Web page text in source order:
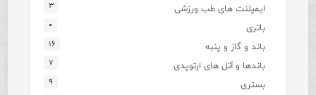
ایمپلنت های طب ورزشی ۳
باتری ۰
باند و گاز و پنبه ۱۶
باندها و آتل های ارتوپدی ۷
بستری ۹